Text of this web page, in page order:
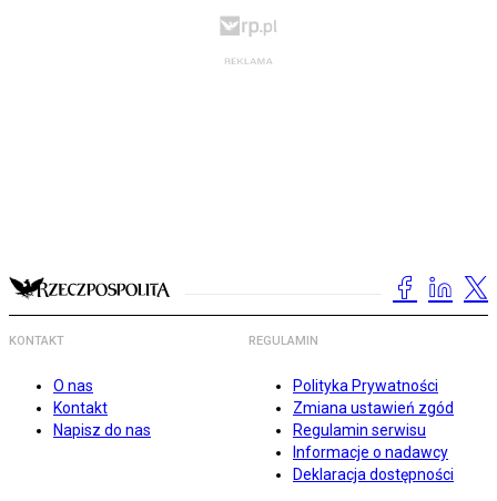
KONTAKT
O nas
Kontakt
Napisz do nas
REGULAMIN
Polityka Prywatności
Zmiana ustawień zgód
Regulamin serwisu
Informacje o nadawcy
Deklaracja dostępności